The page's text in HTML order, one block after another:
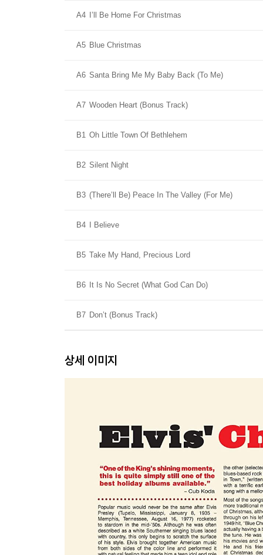
A4 I’ll Be Home For Christmas
A5 Blue Christmas
A6 Santa Bring Me My Baby Back (To Me)
A7 Wooden Heart (Bonus Track)
B1 Oh Little Town Of Bethlehem
B2 Silent Night
B3 (There’ll Be) Peace In The Valley (For Me)
B4 I Believe
B5 Take My Hand, Precious Lord
B6 It Is No Secret (What God Can Do)
B7 Don’t (Bonus Track)
상세 이미지